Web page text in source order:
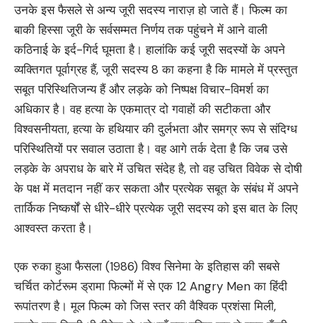
उनके इस फैसले से अन्य जूरी सदस्य नाराज़ हो जाते हैं। फिल्म का
बाकी हिस्सा जूरी के सर्वसम्मत निर्णय तक पहुंचने में आने वाली
कठिनाई के इर्द-गिर्द घूमता है। हालांकि कई जूरी सदस्यों के अपने
व्यक्तिगत पूर्वाग्रह हैं, जूरी सदस्य 8 का कहना है कि मामले में प्रस्तुत
सबूत परिस्थितिजन्य हैं और लड़के को निष्पक्ष विचार-विमर्श का
अधिकार है। वह हत्या के एकमात्र दो गवाहों की सटीकता और
विश्वसनीयता, हत्या के हथियार की दुर्लभता और समग्र रूप से संदिग्ध
परिस्थितियों पर सवाल उठाता है। वह आगे तर्क देता है कि जब उसे
लड़के के अपराध के बारे में उचित संदेह है, तो वह उचित विवेक से दोषी
के पक्ष में मतदान नहीं कर सकता और प्रत्येक सबूत के संबंध में अपने
तार्किक निष्कर्षों से धीरे-धीरे प्रत्येक जूरी सदस्य को इस बात के लिए
आश्वस्त करता है।
एक रुका हुआ फैसला (1986) विश्व सिनेमा के इतिहास की सबसे
चर्चित कोर्टरूम ड्रामा फिल्मों में से एक 12 Angry Men का हिंदी
रूपांतरण है। मूल फिल्म को जिस स्तर की वैश्विक प्रशंसा मिली,